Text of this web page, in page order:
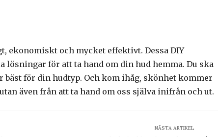
ekonomiskt och mycket effektivt. Dessa DIY
för att ta hand om din hud hemma. Du ska
bäst för din hudtyp. Och kom ihåg, skönhet kommer
även från att ta hand om oss själva inifrån och ut.
NÄSTA ARTIKEL